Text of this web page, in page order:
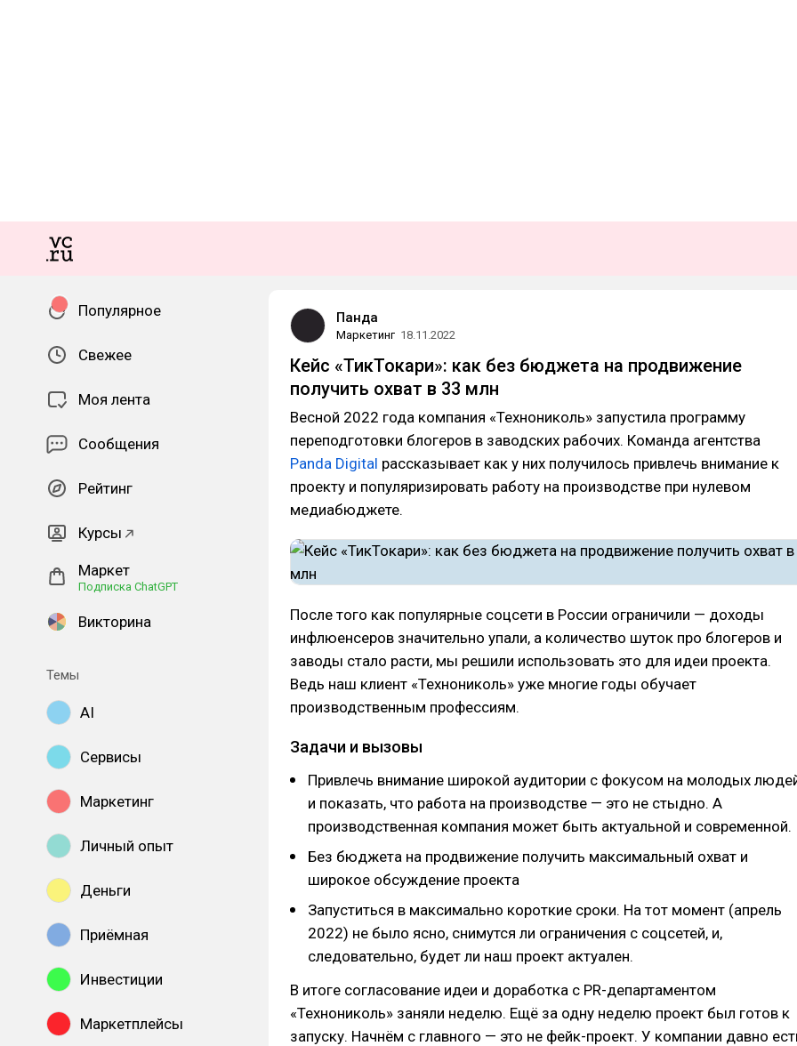
Популярное
Свежее
Моя лента
Сообщения
Рейтинг
Курсы
Маркет
Подписка ChatGPT
Викторина
Темы
AI
Сервисы
Маркетинг
Личный опыт
Деньги
Приёмная
Инвестиции
Маркетплейсы
Панда
Маркетинг 18.11.2022
Кейс «ТикТокари»: как без бюджета на продвижение
получить охват в 33 млн
Весной 2022 года компания «Технониколь» запустила программу
переподготовки блогеров в заводских рабочих. Команда агентства
Panda Digital рассказывает как у них получилось привлечь внимание к
проекту и популяризировать работу на производстве при нулевом
медиабюджете.
После того как популярные соцсети в России ограничили — доходы
инфлюенсеров значительно упали, а количество шуток про блогеров и
заводы стало расти, мы решили использовать это для идеи проекта.
Ведь наш клиент «Технониколь» уже многие годы обучает
производственным профессиям.
Задачи и вызовы
Привлечь внимание широкой аудитории с фокусом на молодых
и показать, что работа на производстве — это не стыдно. А
производственная компания может быть актуальной и современной.
Без бюджета на продвижение получить максимальный охват и
широкое обсуждение проекта
Запуститься в максимально короткие сроки. На тот момент (апрель
2022) не было ясно, снимутся ли ограничения с соцсетей, и,
следовательно, будет ли наш проект актуален.
В итоге согласование идеи и доработка с PR-департаментом
«Технониколь» заняли неделю. Ещё за одну неделю проект был готов к
запуску. Начнём с главного — это не фейк-проект. У компании давно